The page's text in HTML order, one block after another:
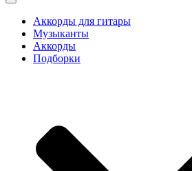
Меню
навигацииАккорды для гитары
Музыканты
Аккорды
Подборки